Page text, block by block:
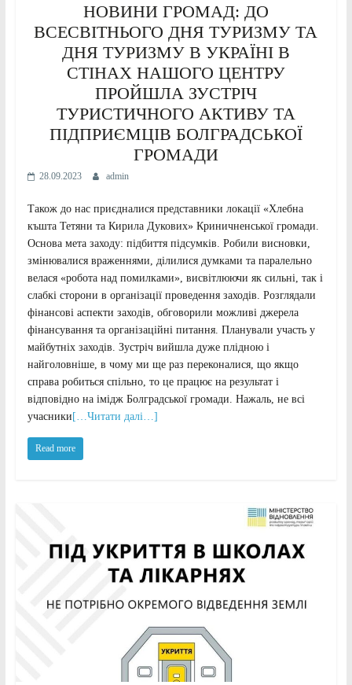
НОВИНИ ГРОМАД: ДО
ВСЕСВІТНЬОГО ДНЯ ТУРИЗМУ ТА
ДНЯ ТУРИЗМУ В УКРАЇНІ В
СТІНАХ НАШОГО ЦЕНТРУ
ПРОЙШЛА ЗУСТРІЧ
ТУРИСТИЧНОГО АКТИВУ ТА
ПІДПРИЄМЦІВ БОЛГРАДСЬКОЇ
ГРОМАДИ
28.09.2023 admin
Також до нас приєдналися представники локації «Хлебна
къшта Тетяни та Кирила Дукових» Криничненської громади.
Основа мета заходу: підбиття підсумків. Робили висновки,
змінювалися враженнями, ділилися думками та паралельно
велася «робота над помилками», висвітлюючи як сильні, так і
слабкі сторони в організації проведення заходів. Розглядали
фінансові аспекти заходів, обговорили можливі джерела
фінансування та організаційні питання. Планували участь у
майбутніх заходів. Зустріч вийшла дуже плідною і
найголовніше, в чому ми ще раз переконалися, що якщо
справа робиться спільно, то це працює на результат і
відповідно на імідж Болградської громади. Нажаль, не всі
учасники[…Читати далі…]
Read more